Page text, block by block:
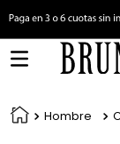
Hombre